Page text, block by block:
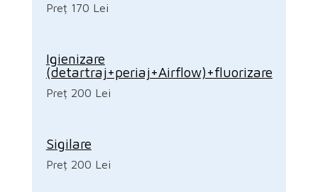
Preț 170 Lei
Igienizare
(detartraj+periaj+Airflow)+fluorizare
Preț 200 Lei
Sigilare
Preț 200 Lei